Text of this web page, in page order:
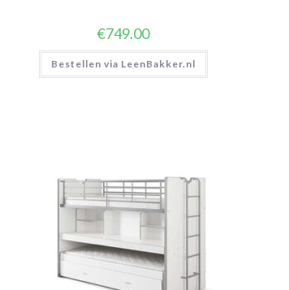
€749.00
Bestellen via LeenBakker.nl